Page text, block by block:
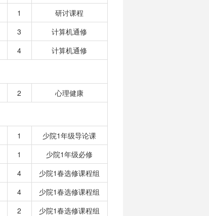
1
研讨课程
3
计算机通修
4 计算机通修
2 心理健康
1
少院1年级导论课
1
少院1年级必修
4
少院1春选修课程组
4
少院1春选修课程组
2
少院1春选修课程组